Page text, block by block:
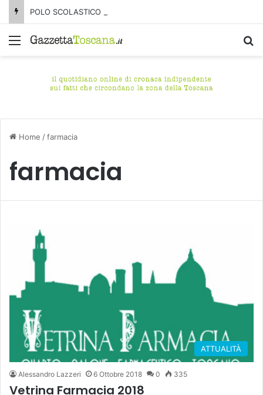
Menu
Home /farmacia
farmacia
ATTUALITÀ
Alessandro Lazzeri 6 Ottobre 2018 0 335
Vetrina Farmacia 2018